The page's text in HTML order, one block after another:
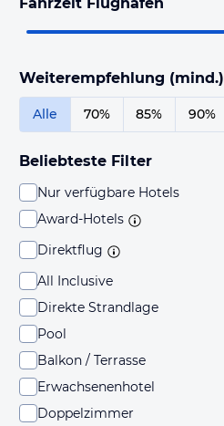
Weiterempfehlung (mind.)
Alle 70% 85% 90%
Beliebteste Filter
Nur verfügbare Hotels
Award-Hotels
Direktflug
All Inclusive
Direkte Strandlage
Pool
Balkon / Terrasse
Erwachsenenhotel
Doppelzimmer